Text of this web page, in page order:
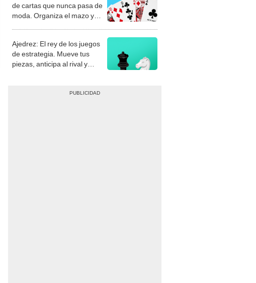
de cartas que nunca pasa de
moda. Organiza el mazo y
Ajedrez: El rey de los juegos
de estrategia. Mueve tus
piezas, anticipa al rival y